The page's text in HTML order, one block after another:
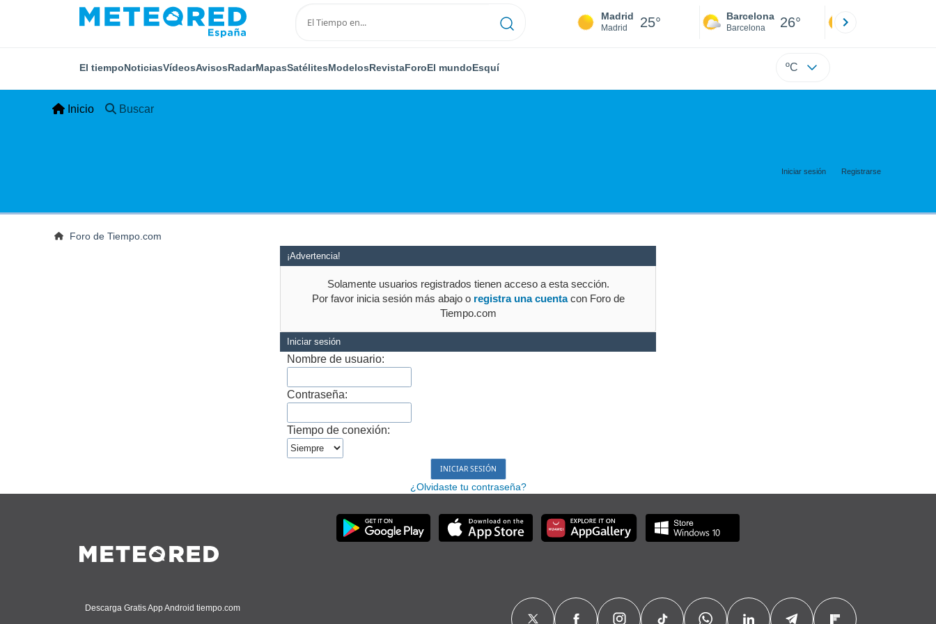
Madrid
Madrid 25° Barcelona
Barcelona 26°
El tiempoNoticiasVídeosAvisosRadarMapasSatélitesModelosRevistaForoEl mundoEsquí ºC
Inicio Buscar
Iniciar sesión Registrarse
Foro de Tiempo.com
¡Advertencia!
Solamente usuarios registrados tienen acceso a esta sección.
Por favor inicia sesión más abajo o registra una cuentacon Foro de
Tiempo.com
Iniciar sesión
Nombre de usuario:
Contraseña:
Tiempo de conexión:
¿Olvidaste tu contraseña?
Descarga Gratis App Android tiempo.com